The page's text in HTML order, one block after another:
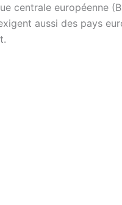
centrale européenne
aussi des pays